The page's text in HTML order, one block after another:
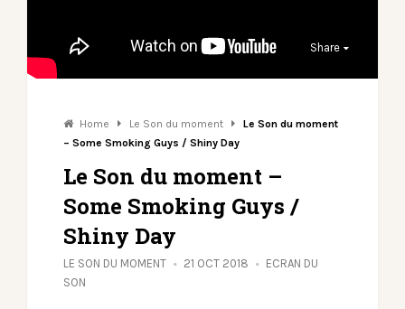
Share
Home Le Son du moment
Le Son du moment
– Some Smoking Guys / Shiny Day
Le Son du moment –
Some Smoking Guys /
Shiny Day
LE SON DU MOMENT 21 OCT 2018
ECRAN DU
SON